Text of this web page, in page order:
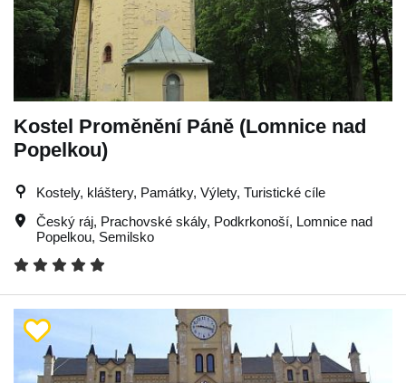
Kostel Proměnění Páně (Lomnice nad
Popelkou)
Kostely, kláštery, Památky, Výlety, Turistické cíle
Český ráj, Prachovské skály, Podkrkonoší, Lomnice nad
Popelkou, Semilsko